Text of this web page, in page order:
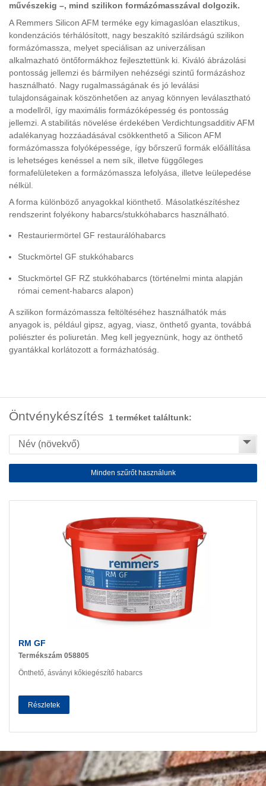
művészekig –, mind szilikon formázómasszával dolgozik.
A Remmers Silicon AFM terméke egy kimagaslóan elasztikus,
kondenzációs térhálósított, nagy beszakító szilárdságú szilikon
formázómassza, melyet speciálisan az univerzálisan
alkalmazható öntőformákhoz fejlesztettünk ki. Kiváló ábrázolási
pontosság jellemzi és bármilyen nehézségi szintű formázáshoz
használható. Nagy rugalmasságának és jó leválási
tulajdonságainak köszönhetően az anyag könnyen leválasztható
a modellről, így maximális formázóképesség és pontosság
jellemzi. A stabilitás növelése érdekében Verdichtungsadditiv AFM
adalékanyag hozzáadásával csökkenthető a Silicon AFM
formázómassza folyóképessége, így bőrszerű formák előállítása
is lehetséges kenéssel a nem sík, illetve függőleges
formafelületeken a formázómassza lefolyása, illetve leülepedése
nélkül.
A forma különböző anyagokkal kiönthető. Másolatkészítéshez
rendszerint folyékony habarcs/stukkóhabarcs használható.
Restauriermörtel GF restaurálóhabarcs
Stuckmörtel GF stukkóhabarcs
Stuckmörtel GF RZ stukkóhabarcs (történelmi minta alapján
római cement-habarcs alapon)
A szilikon formázómassza feltöltéséhez használhatók más
anyagok is, például gipsz, agyag, viasz, önthető gyanta, továbbá
poliészter és poliuretán. Meg kell jegyeznünk, hogy az önthető
gyantákkal korlátozott a formázhatóság.
Öntvénykészítés 1 terméket találtunk:
Minden szűrőt használunk
RM GF
Termékszám 058805
Önthető, ásványi kőkiegészítő habarcs
Részletek